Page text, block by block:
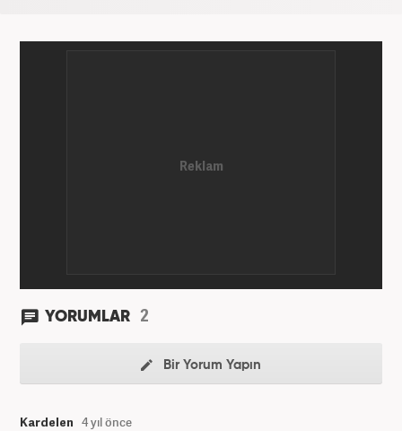
YORUMLAR 2
Bir Yorum Yapın
Kardelen 4 yıl önce